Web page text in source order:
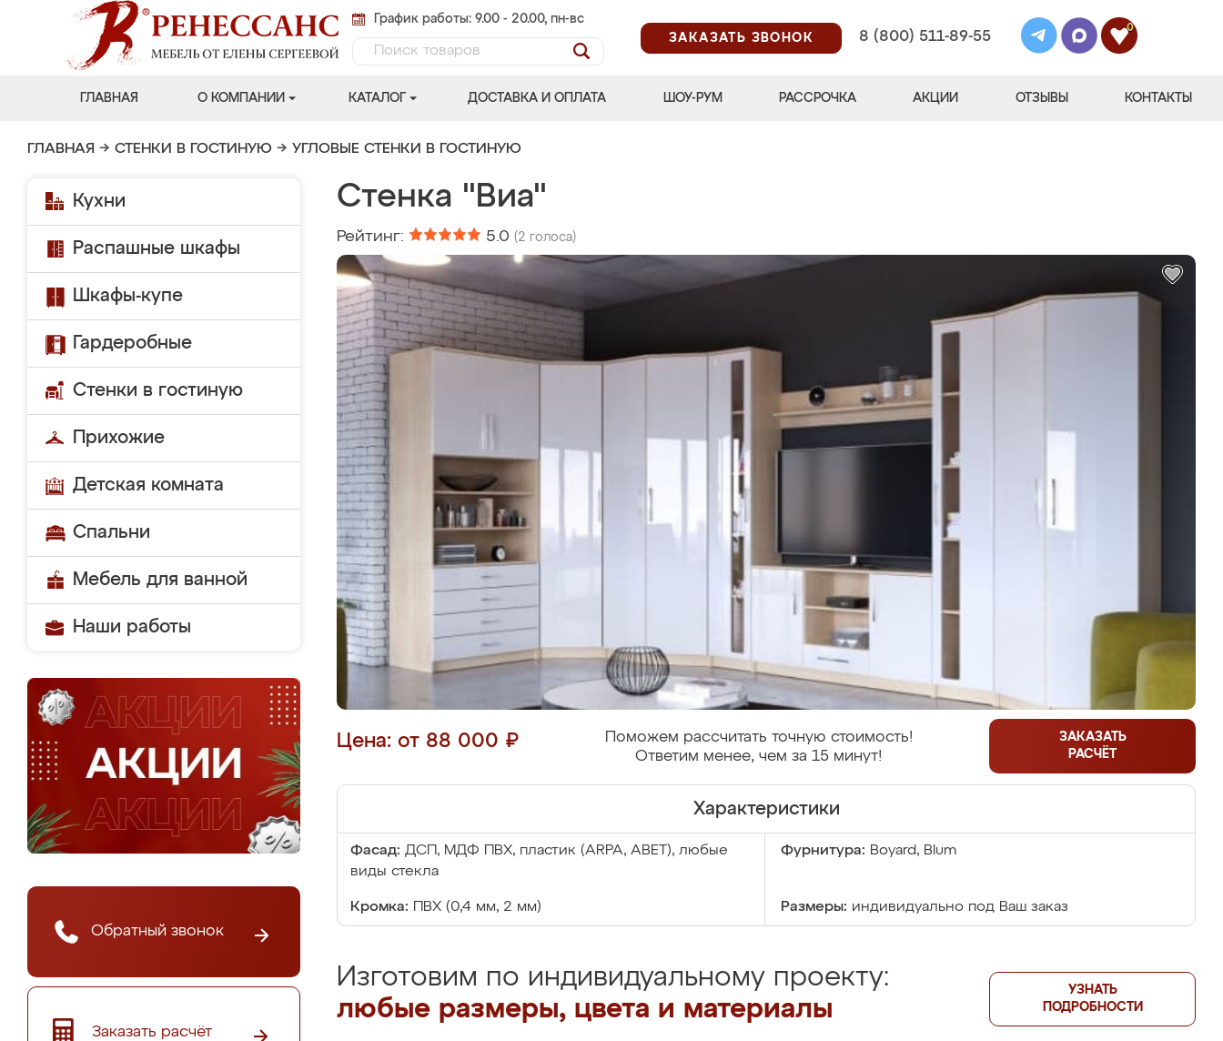
График работы: 9.00 - 20.00, пн-вс
ЗАКАЗАТЬ ЗВОНОК
8 (800) 511-89-55
0
ГЛАВНАЯ О КОМПАНИИ КАТАЛОГ ДОСТАВКА И ОПЛАТА ШОУ-РУМ РАССРОЧКА АКЦИИ ОТЗЫВЫ КОНТАКТЫ
ГЛАВНАЯ → СТЕНКИ В ГОСТИНУЮ → УГЛОВЫЕ СТЕНКИ В ГОСТИНУЮ
Кухни
Распашные шкафы
Шкафы-купе
Гардеробные
Стенки в гостиную
Прихожие
Детская комната
Спальни
Мебель для ванной
Наши работы
Обратный звонок
Заказать расчёт
Стенка "Виа"
Рейтинг: 5.0 (2 голоса)
Цена: от 88 000 ₽
Поможем рассчитать точную стоимость!
Ответим менее, чем за 15 минут!
ЗАКАЗАТЬ
РАСЧЁТ
Характеристики
Фасад: ДСП, МДФ ПВХ, пластик (ARPA, ABET), любые
виды стекла
Фурнитура: Boyard, Blum
Кромка: ПВХ (0,4 мм, 2 мм) Размеры: индивидуально под Ваш заказ
Изготовим по индивидуальному проекту:
любые размеры, цвета и материалы
УЗНАТЬ
ПОДРОБНОСТИ